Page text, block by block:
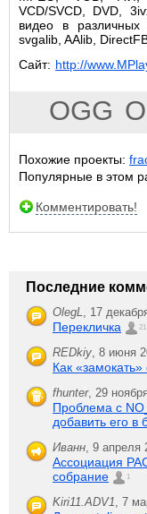
VCD/SVCD, DVD,
видео в
svgalib, AAlib,
Сайт: http://
OGG
Похожие проекты:
Популярные в этом
Комментировать!
Последние
OlegL, 17
Перекличка 21
REDkiy, 8 июня
Как
fhunter, 29
Проблема с
добавить его в
Иванн, 9 апреля
Ассоциация
собрание
1
Kiri11.ADV1, 7